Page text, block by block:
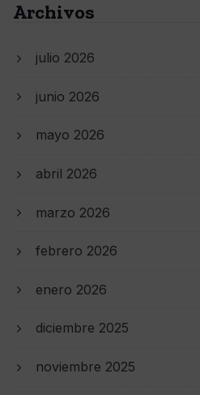
Archivos
julio 2026
junio 2026
mayo 2026
abril 2026
marzo 2026
febrero 2026
enero 2026
diciembre 2025
noviembre 2025